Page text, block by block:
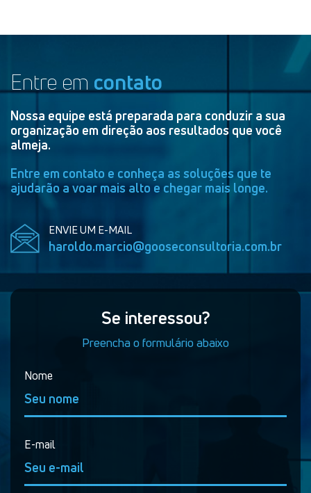
Entre em contato
Nossa equipe está preparada para conduzir a sua
organização em direção aos resultados que você
almeja.
Entre em contato e conheça as soluções que te
ajudarão a voar mais alto e chegar mais longe.
ENVIE UM E-MAIL
haroldo.marcio@gooseconsultoria.com.br
Se interessou?
Preencha o formulário abaixo
Nome
E-mail